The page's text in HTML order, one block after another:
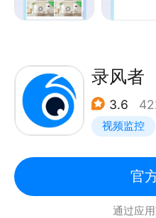
录风者
3.6
视频监控
官
通过应